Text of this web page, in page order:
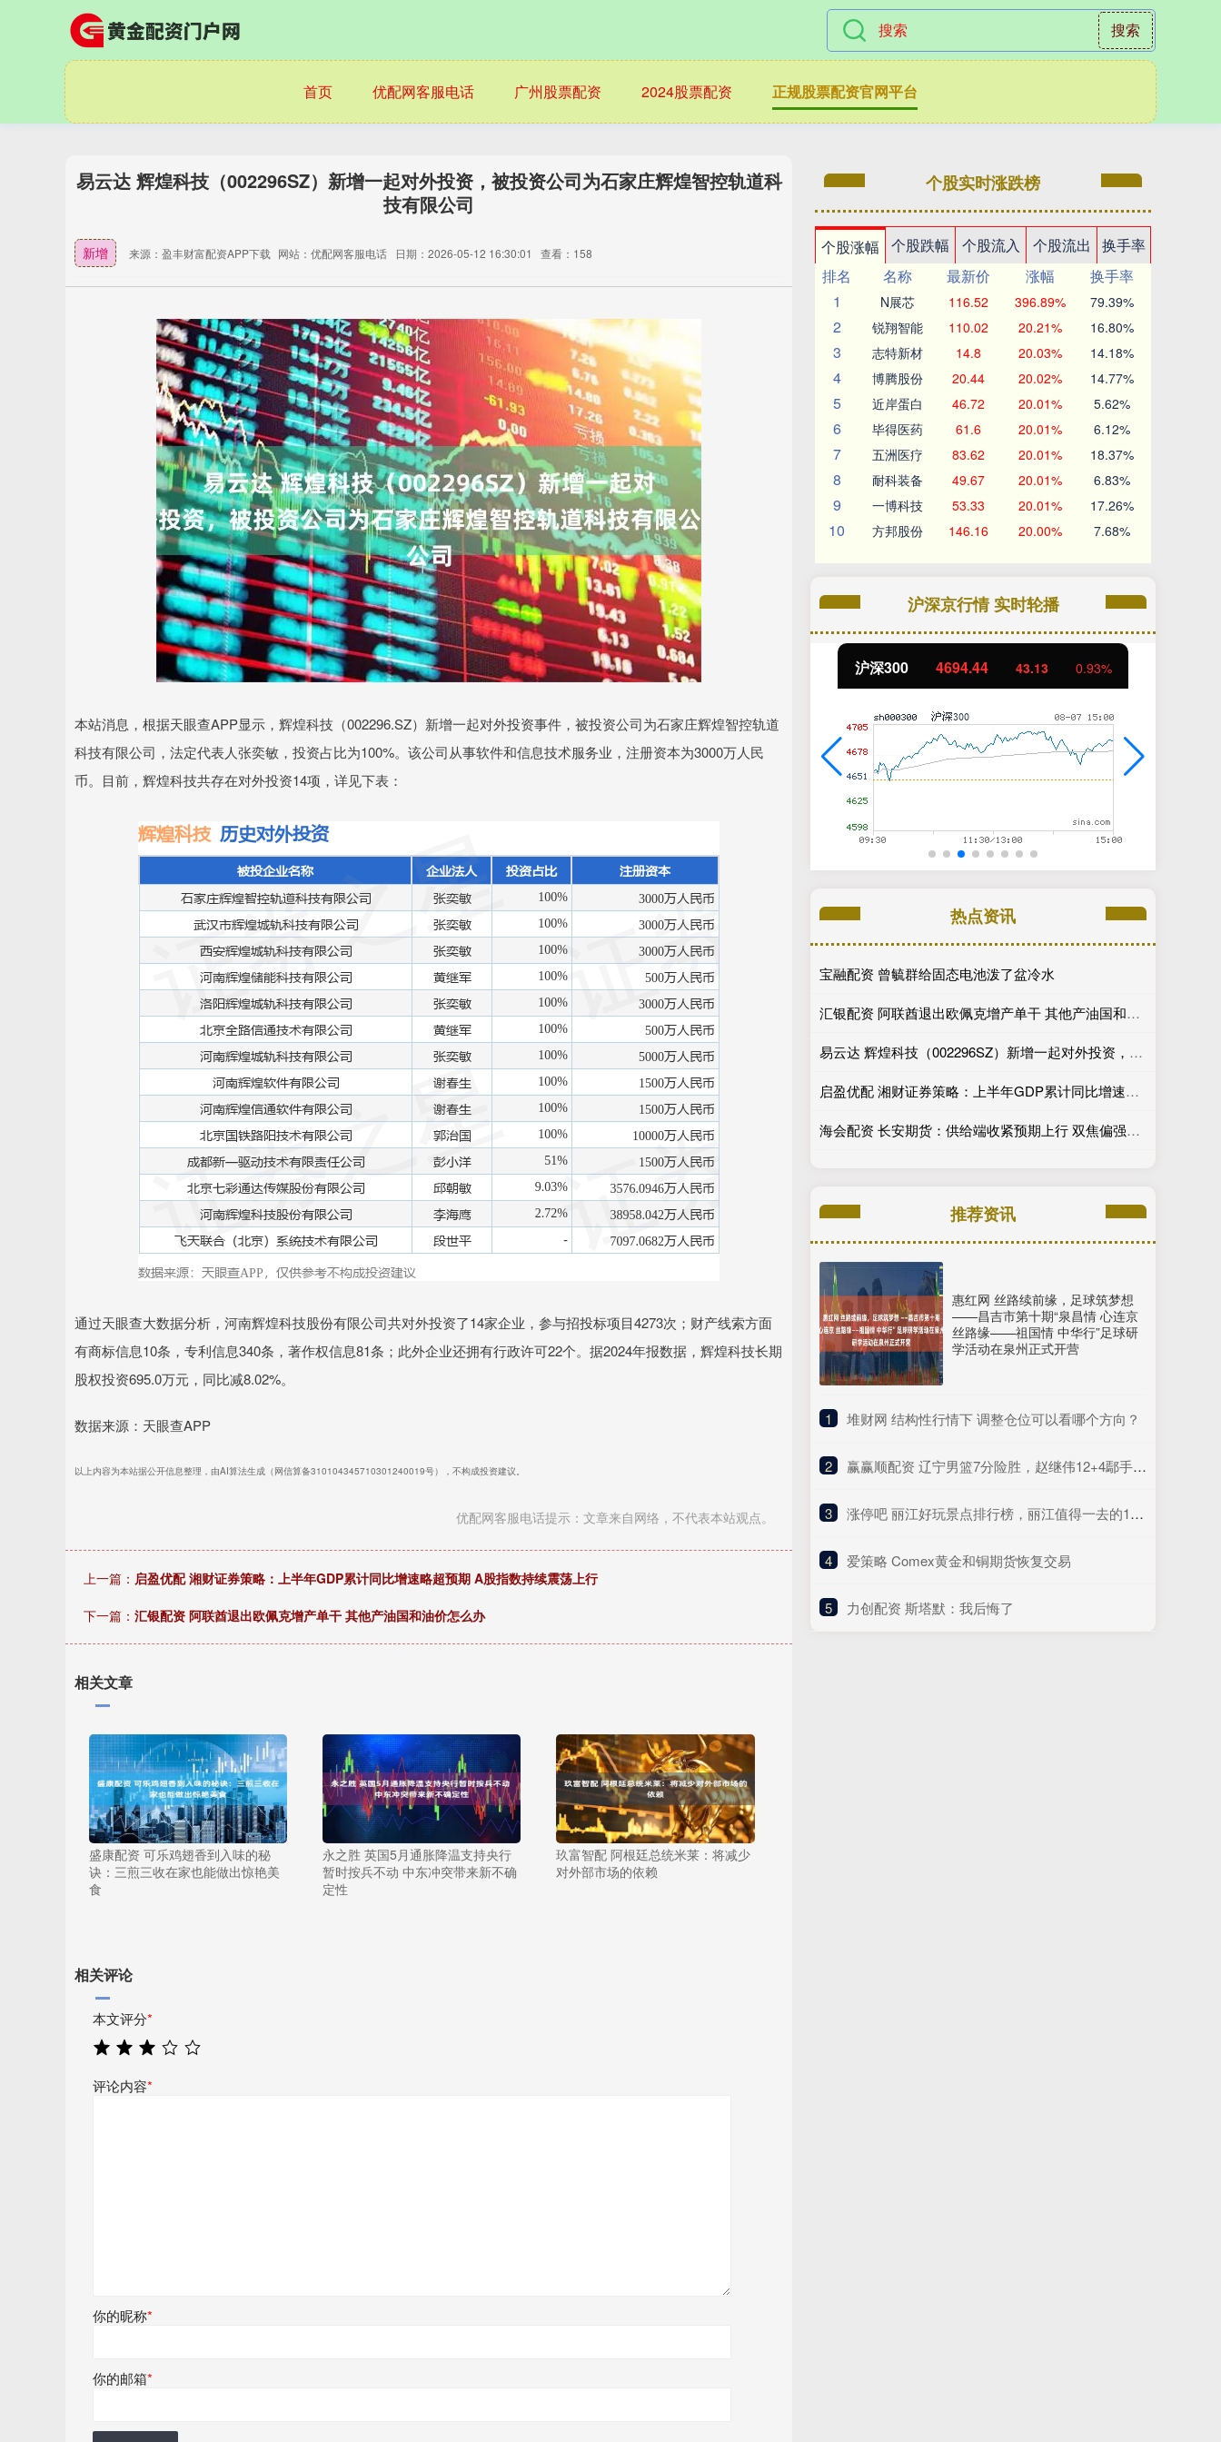
搜索
首页 优配网客服电话 广州股票配资 2024股票配资 正规股票配资官网平台
易云达 辉煌科技（002296SZ）新增一起对外投资，被投资公司为石家庄辉煌智控轨道科
技有限公司
新增 来源：盈丰财富配资APP下载 网站：优配网客服电话 日期：2026-05-12 16:30:01 查看：158
本站消息，根据天眼查APP显示，辉煌科技（002296.SZ）新增一起对外投资事件，被投资公司为石家庄辉煌智控轨道
科技有限公司，法定代表人张奕敏，投资占比为100%。该公司从事软件和信息技术服务业，注册资本为3000万人民
币。目前，辉煌科技共存在对外投资14项，详见下表：
通过天眼查大数据分析，河南辉煌科技股份有限公司共对外投资了14家企业，参与招投标项目4273次；财产线索方面
有商标信息10条，专利信息340条，著作权信息81条；此外企业还拥有行政许可22个。据2024年报数据，辉煌科技长期
股权投资695.0万元，同比减8.02%。
数据来源：天眼查APP
以上内容为本站据公开信息整理，由AI算法生成（网信算备310104345710301240019号），不构成投资建议。
优配网客服电话提示：文章来自网络，不代表本站观点。
上一篇： 启盈优配 湘财证券策略：上半年GDP累计同比增速略超预期 A股指数持续震荡上行
下一篇： 汇银配资 阿联酋退出欧佩克增产单干 其他产油国和油价怎么办
相关文章
盛康配资 可乐鸡翅香到入味的秘
诀：三煎三收在家也能做出惊艳美
食
永之胜 英国5月通胀降温支持央行
暂时按兵不动 中东冲突带来新不确
定性
玖富智配 阿根廷总统米莱：将减少
对外部市场的依赖
相关评论
本文评分*
评论内容*
你的昵称*
你的邮箱*
个股实时涨跌榜
个股涨幅 个股跌幅 个股流入 个股流出
换手率
排名
名称 最新价 涨幅
换手率
1
N展芯 116.52 396.89% 79.39%
2 锐翔智能 110.02 20.21% 16.80%
3 志特新材 14.8 20.03% 14.18%
4 博腾股份 20.44 20.02% 14.77%
5 近岸蛋白 46.72 20.01% 5.62%
6 毕得医药 61.6 20.01% 6.12%
7 五洲医疗 83.62 20.01% 18.37%
8 耐科装备 49.67 20.01% 6.83%
9 一博科技 53.33 20.01% 17.26%
10 方邦股份 146.16 20.00% 7.68%
沪深京行情 实时轮播
深证成指 14311.01 200.89 1.42% 沪深300 4694.44 43.13 北证50 1134.24 11.37 1.01%
热点资讯
宝融配资 曾毓群给固态电池泼了盆冷水
汇银配资 阿联酋退出欧佩克增产单干 其他产油国和油价怎么办
易云达 辉煌科技（002296SZ）新增一起对外投资，被投资公司为石家庄辉煌智控轨道科技有限公司
启盈优配 湘财证券策略：上半年GDP累计同比增速略超预期 A股指数持续震荡上行
海会配资 长安期货：供给端收紧预期上行 双焦偏强运行
推荐资讯
惠红网 丝路续前缘，足球筑梦想
——昌吉市第十期“泉昌情 心连京
丝路缘——祖国情 中华行”足球研
学活动在泉州正式开营
1 ​堆财网 结构性行情下 调整仓位可以看哪个方向？
2 ​赢赢顺配资 辽宁男篮7分险胜，赵继伟12+4鄢手骐18分 北控新后场双枪合砍41分
3 ​涨停吧 丽江好玩景点排行榜，丽江值得一去的10大景点，全部去过才算真正玩转丽江！
4 ​爱策略 Comex黄金和铜期货恢复交易
5 ​力创配资 斯塔默：我后悔了